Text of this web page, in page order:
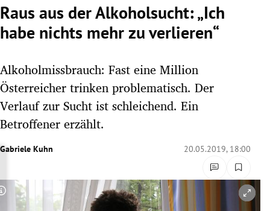
Untermenü
Untermenü
Untermenü
Raus aus der Alkoholsucht: „Ich
habe nichts mehr zu verlieren“
Alkoholmissbrauch: Fast eine Million
Österreicher trinken problematisch. Der
Verlauf zur Sucht ist schleichend. Ein
Betroffener erzählt.
Gabriele Kuhn 20.05.2019, 18:00
Copyright-Hinweis öffnen/schließen